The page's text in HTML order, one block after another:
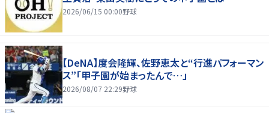
2026/06/15 00:00野球
【DeNA】度会隆輝、佐野恵太と“行進パフォーマン
ス”「甲子園が始まったんで…」
2026/08/07 22:29野球